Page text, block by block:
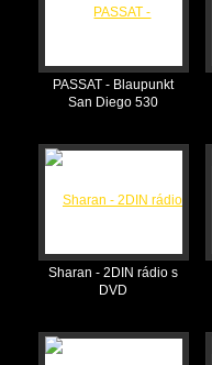
PASSAT - Blaupunkt
San Diego 530
Sharan - 2DIN rádio s
DVD